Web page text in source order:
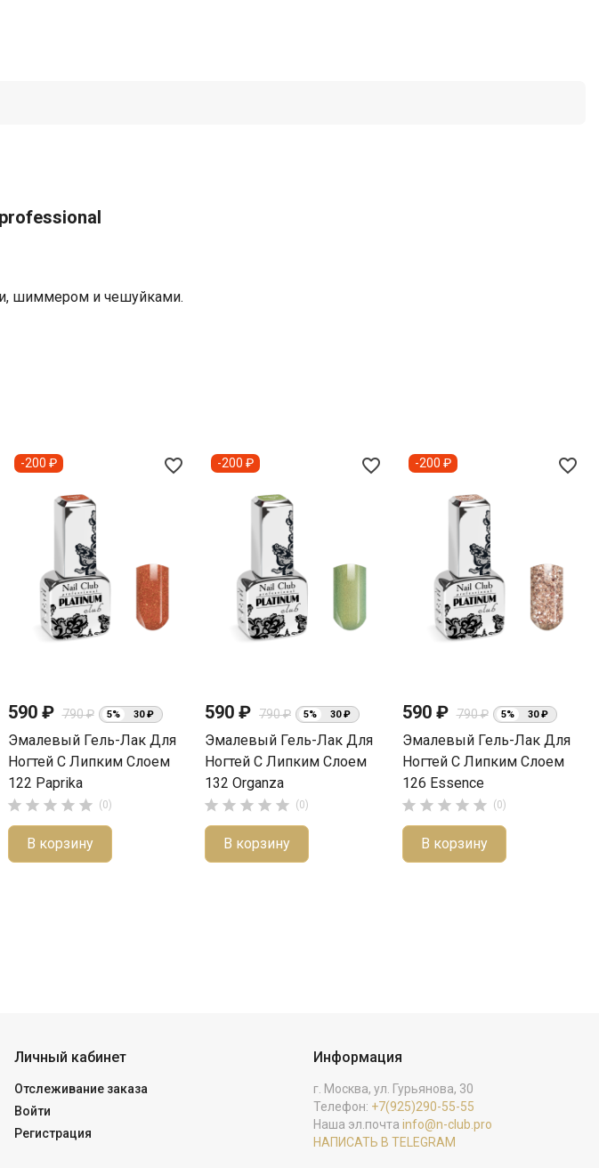
шиммером и чешуйками.
favorite_border
590 ₽ 790 ₽ 5% 30 ₽
Эмалевый Гель-Лак Для
Ногтей С Липким Слоем
122 Paprika
     (0)
В корзину
-200 ₽ favorite_border
590 ₽ 790 ₽ 5% 30 ₽
Эмалевый Гель-Лак Для
Ногтей С Липким Слоем
132 Organza
     (0)
В корзину
-200 ₽ favorite_border
590 ₽ 790 ₽ 5% 30 ₽
Эмалевый Гель-Лак Для
Ногтей С Липким Слоем
126 Essence
     (0)
В корзину
-200 ₽
Личный кабинет
Отслеживание заказа
Войти
Регистрация
Информация
г. Москва, ул. Гурьянова, 30
Телефон: +7(925)290-55-55
Наша эл.почта info@n-club.pro
НАПИСАТЬ В TELEGRAM